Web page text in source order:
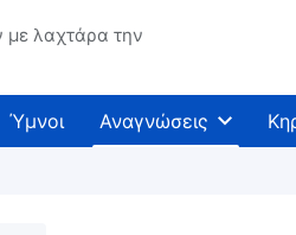
με λαχτάρα την
Ύμνοι Αναγνώσεις